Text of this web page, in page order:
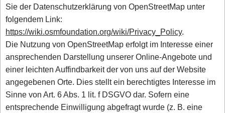
Sie der Datenschutzerklärung von OpenStreetMap unter
folgendem Link:
https://wiki.osmfoundation.org/wiki/Privacy_Policy.
Die Nutzung von OpenStreetMap erfolgt im Interesse einer
ansprechenden Darstellung unserer Online-Angebote und
einer leichten Auffindbarkeit der von uns auf der Website
angegebenen Orte. Dies stellt ein berechtigtes Interesse im
Sinne von Art. 6 Abs. 1 lit. f DSGVO dar. Sofern eine
entsprechende Einwilligung abgefragt wurde (z. B. eine